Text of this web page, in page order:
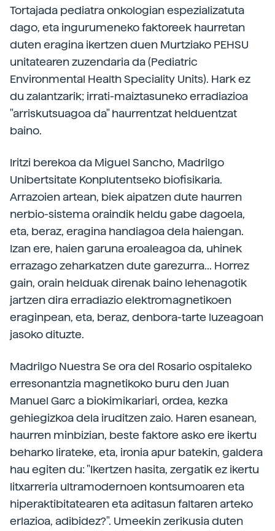
Tortajada pediatra onkologian espezializatuta
dago, eta ingurumeneko faktoreek haurretan
duten eragina ikertzen duen Murtziako PEHSU
unitatearen zuzendaria da (Pediatric
Environmental Health Speciality Units). Hark ez
du zalantzarik; irrati-maiztasuneko erradiazioa
"arriskutsuagoa da" haurrentzat helduentzat
baino.
Iritzi berekoa da Miguel Sancho, Madrilgo
Unibertsitate Konplutentseko biofisikaria.
Arrazoien artean, biek aipatzen dute haurren
nerbio-sistema oraindik heldu gabe dagoela,
eta, beraz, eragina handiagoa dela haiengan.
Izan ere, haien garuna eroaleagoa da, uhinek
errazago zeharkatzen dute garezurra... Horrez
gain, orain helduak direnak baino lehenagotik
jartzen dira erradiazio elektromagnetikoen
eraginpean, eta, beraz, denbora-tarte luzeagoan
jasoko dituzte.
Madrilgo Nuestra Se ora del Rosario ospitaleko
erresonantzia magnetikoko buru den Juan
Manuel Garc a biokimikariari, ordea, kezka
gehiegizkoa dela iruditzen zaio. Haren esanean,
haurren minbizian, beste faktore asko ere ikertu
beharko lirateke, eta, ironia apur batekin, galdera
hau egiten du: "Ikertzen hasita, zergatik ez ikertu
litxarreria ultramodernoen kontsumoaren eta
hiperaktibitatearen eta aditasun faltaren arteko
erlazioa, adibidez?". Umeekin zerikusia duten